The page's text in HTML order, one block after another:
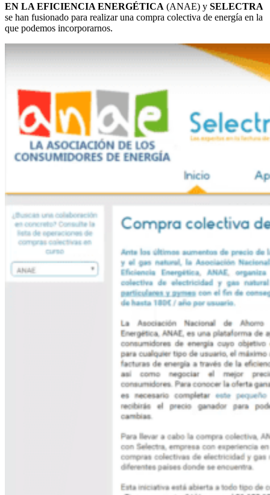
EN LA EFICIENCIA ENERGÉTICA (ANAE) y SELECTRA
se han fusionado para realizar una compra colectiva de energía en la
que podemos incorporarnos.